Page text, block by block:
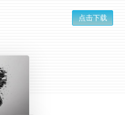
点击下载